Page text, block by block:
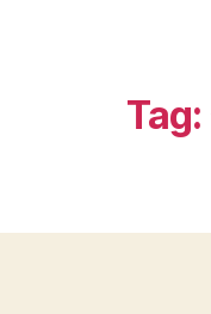
Tag: